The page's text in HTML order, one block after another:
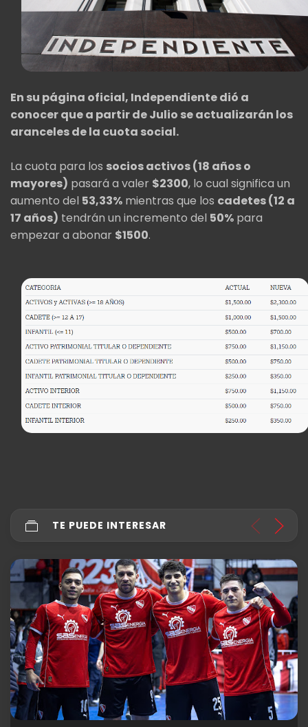
En su página oficial, Independiente dió a
conocer que a partir de Julio se actualizarán los
aranceles de la cuota social.
La cuota para los socios activos (18 años o
mayores) pasará a valer $2300, lo cual significa un
aumento del 53,33% mientras que los cadetes (12 a
17 años) tendrán un incremento del 50% para
empezar a abonar $1500.
TE PUEDE INTERESAR